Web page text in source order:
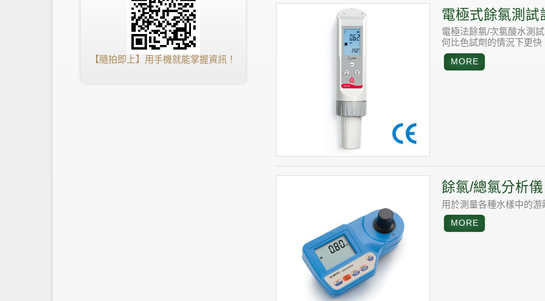
【隨拍即上】用手機就能掌握資訊！
電極式餘氯測試
電極法餘氯/次氯酸水測
何比色試劑的情況下更
餘氯/總氯分析儀
用於測量各種水樣中的游